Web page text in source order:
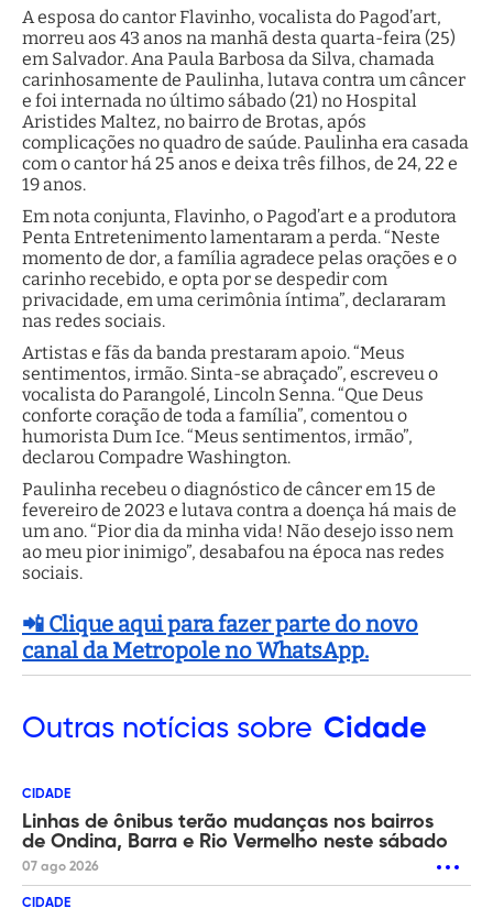
A esposa do cantor Flavinho, vocalista do Pagod’art,
morreu aos 43 anos na manhã desta quarta-feira (25)
em Salvador. Ana Paula Barbosa da Silva, chamada
carinhosamente de Paulinha, lutava contra um câncer
e foi internada no último sábado (21) no Hospital
Aristides Maltez, no bairro de Brotas, após
complicações no quadro de saúde. Paulinha era casada
com o cantor há 25 anos e deixa três filhos, de 24, 22 e
19 anos.
Em nota conjunta, Flavinho, o Pagod’art e a produtora
Penta Entretenimento lamentaram a perda. “Neste
momento de dor, a família agradece pelas orações e o
carinho recebido, e opta por se despedir com
privacidade, em uma cerimônia íntima”, declararam
nas redes sociais.
Artistas e fãs da banda prestaram apoio. “Meus
sentimentos, irmão. Sinta-se abraçado”, escreveu o
vocalista do Parangolé, Lincoln Senna. “Que Deus
conforte coração de toda a família”, comentou o
humorista Dum Ice. “Meus sentimentos, irmão”,
declarou Compadre Washington.
Paulinha recebeu o diagnóstico de câncer em 15 de
fevereiro de 2023 e lutava contra a doença há mais de
um ano. “Pior dia da minha vida! Não desejo isso nem
ao meu pior inimigo”, desabafou na época nas redes
sociais.
📲 Clique aqui para fazer parte do novo
canal da Metropole no WhatsApp.
Outras notícias sobre Cidade
CIDADE
Linhas de ônibus terão mudanças nos bairros
de Ondina, Barra e Rio Vermelho neste sábado
07 ago 2026
CIDADE